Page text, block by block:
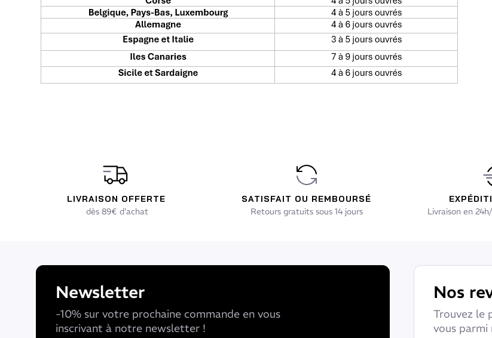
LIVRAISON OFFERTE
dès 89€ d'achat
SATISFAIT OU REMBOURSÉ
Retours gratuits sous 14 jours
Livraison en
Newsletter
-10% sur votre prochaine commande en vous
inscrivant à notre newsletter !
Nos
Trouvez le
vous parmi